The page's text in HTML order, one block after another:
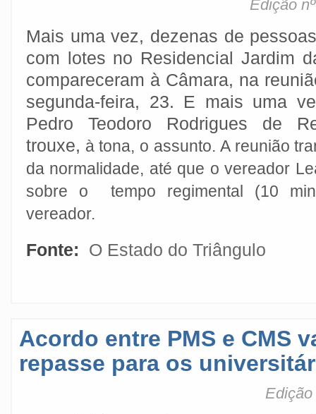
Edição
Mais uma vez, dezenas de
com lotes no Residencial Jardim
compareceram à Câmara, na
segunda-feira, 23. E mais uma
Pedro Teodoro Rodrigues de
trouxe, à tona, o assunto.A reunião
da normalidade, até que o vereador
sobre o tempo regimental (10
vereador.
Fonte: O Estado do Triângulo
Acordo entre PMS e CMS
repasse para os
Edição